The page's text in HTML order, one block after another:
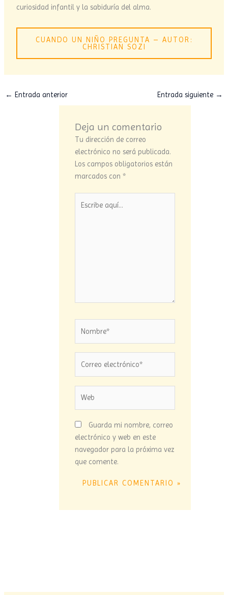
curiosidad infantil y la sabiduría del alma.
CUANDO UN NIÑO PREGUNTA – AUTOR:
CHRISTIAN SOZI
← Entrada anterior Entrada siguiente →
Deja un comentario
Tu dirección de correo
electrónico no será publicada.
Los campos obligatorios están
marcados con*
Guarda mi nombre, correo
electrónico y web en este
navegador para la próxima vez
que comente.